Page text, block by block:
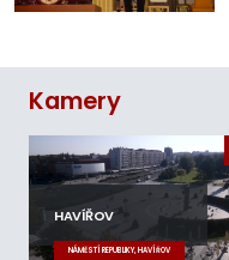
Kamery
HAVÍŘOV
NÁMĚSTÍ REPUBLIKY, HAVÍŘOV